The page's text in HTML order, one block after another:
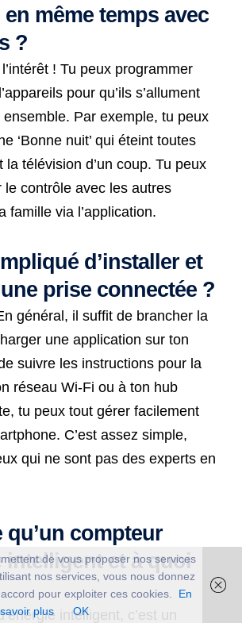
même temps avec
?
! Tu peux programmer
pour qu’ils s’allument
ensemble. Par exemple, tu peux
‘Bonne nuit’ qui éteint toutes
la télévision d’un coup. Tu peux
le contrôle avec les autres
famille via l’application.
d’installer et
prise connectée ?
général, il suffit de brancher la
une application sur ton
suivre les instructions pour la
réseau Wi-Fi ou à ton hub
tu peux tout gérer facilement
C’est assez simple,
qui ne sont pas des experts en
qu’un compteur
intelligent et à quoi
intelligent, c’est un
de vous proposer nos services
nos services, vous nous donnez
pour exploiter ces cookies.
En
savoir plus
OK